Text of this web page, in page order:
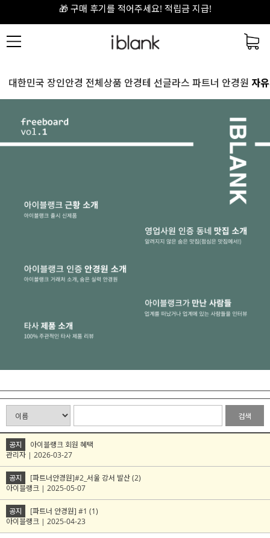
🎁 구매 후기를 적어주세요! 적립금 지급!
📦 무료 배송 / 무료 반품 / 무료 교환
대한민국 장인안경 전체상품 안경테 선글라스 파트너 안경원 자
검색
공지
아이블랭크 회원 혜택
관리자 | 2026-03-27
공지
[파트너안경원]#2_서울 강서 발산 (2)
아이블랭크 | 2025-05-07
공지
[파트너 안경원] #1 (1)
아이블랭크 | 2025-04-23